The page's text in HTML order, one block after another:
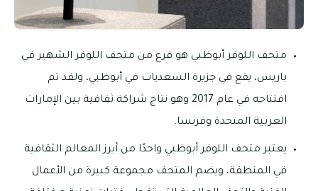
متحف اللوفر أبوظبي هو فرع من متحف اللوفر الشهير في
باريس، يقع في جزيرة السعديات في أبوظبي، ولقد تم
افتتاحه في عام 2017 وهو نتاج شراكة ثقافية بين الإمارات
العربية المتحدة وفرنسا.
يعتبر متحف اللوفر أبوظبي واحدًا من أبرز المعالم الثقافية
في المنطقة، ويضم المتحف مجموعة كبيرة من الأعمال